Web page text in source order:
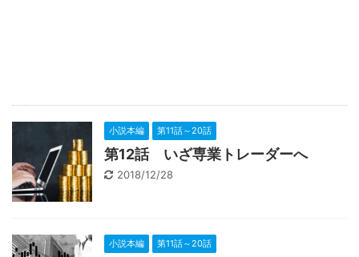
小説本編 第11話～20話
第12話 いざ専業トレーダーへ
2018/12/28
小説本編 第11話～20話